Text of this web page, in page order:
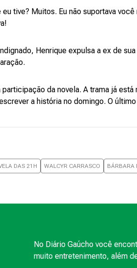
tive? Muitos. Eu não suportava você
Henrique expulsa a ex de
da novela. A trama já está
a história no domingo. O
DAS 21H WALCYR CARRASCO BÁRBARA
No Diário Gaúcho você
muito entretenimento, além